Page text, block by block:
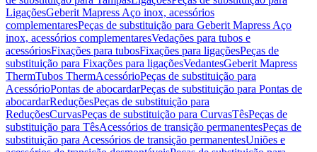
LigaçõesGeberit Mapress Aço inox, acessórios
complementaresPeças de substituição para Geberit Mapress Aço
inox, acessórios complementaresVedações para tubos e
acessóriosFixações para tubosFixações para ligaçõesPeças de
substituição para Fixações para ligaçõesVedantesGeberit Mapress
ThermTubos ThermAcessórioPeças de substituição para
AcessórioPontas de abocardarPeças de substituição para Pontas de
abocardarReduçõesPeças de substituição para
ReduçõesCurvasPeças de substituição para CurvasTêsPeças de
substituição para TêsAcessórios de transição permanentesPeças de
substituição para Acessórios de transição permanentesUniões e